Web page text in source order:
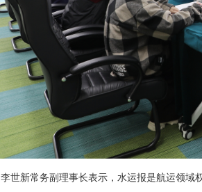
李世新常务副理事长表示，水运报是航运领域